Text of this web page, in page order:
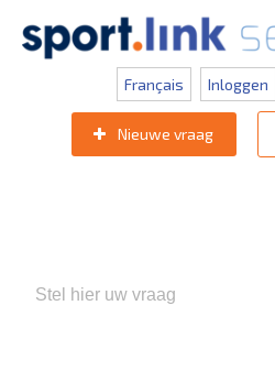
Français Inloggen
Nieuwe vraag